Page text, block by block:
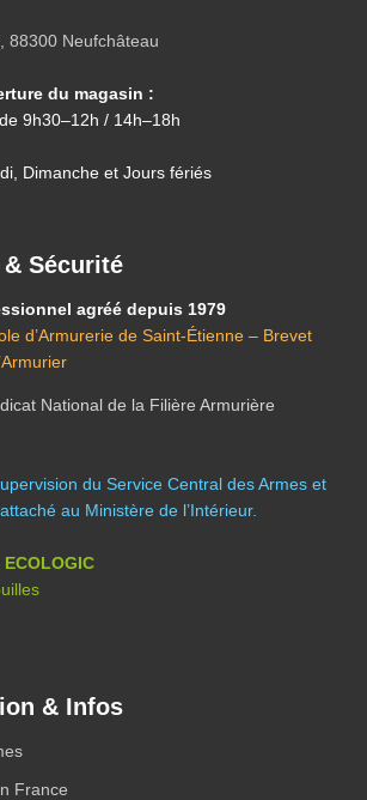
88300 Neufchâteau
du magasin :
9h30–12h / 14h–18h
Dimanche et Jours fériés
Sécurité
agréé depuis 1979
d’Armurerie de Saint-Étienne – Brevet
National de la Filière Armurière
du Service Central des Armes et
au Ministère de l’Intérieur.
ECOLOGIC
& Infos
France